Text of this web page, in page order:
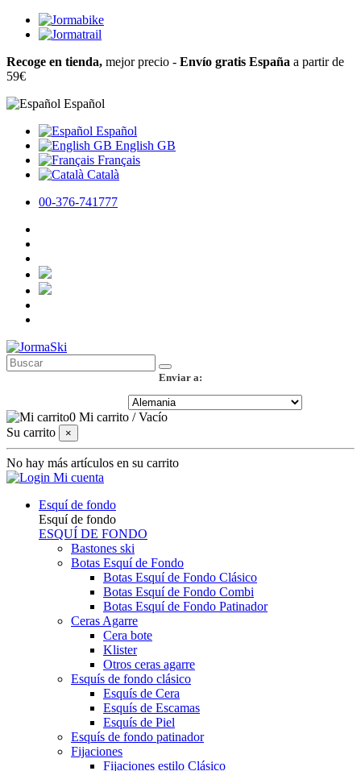
Recoge en tienda, mejor precio - Envío gratis España a partir de
59€
Español
Español
English GB
Français
Català
00-376-741777
Enviar a:
0 Mi carrito /Vacío
Su carrito
×
No hay más artículos en su carrito
Mi cuenta
Esquí de fondo
Esquí de fondo
ESQUÍ DE FONDO
Bastones ski
Botas Esquí de Fondo
Botas Esquí de Fondo Clásico
Botas Esquí de Fondo Combi
Botas Esquí de Fondo Patinador
Ceras Agarre
Cera bote
Klister
Otros ceras agarre
Esquís de fondo clásico
Esquís de Cera
Esquís de Escamas
Esquís de Piel
Esquís de fondo patinador
Fijaciones
Fijaciones estilo Clásico